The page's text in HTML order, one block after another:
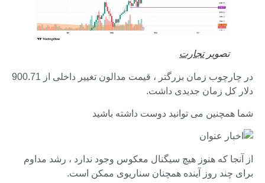
تصویرتجارت
در چارچوب زمان بزرگتر ، قیمت مدالون تغییر داخلی از 900.71
دلار کل زمان جدیدی داشت.
شما همچنین می توانید دوست داشته باشید
از آنجا که هنوز هیچ سیگنال معکوس وجود ندارد ، رشد مداوم
برای چند روز آینده همچنان سناریوی ممکن است.